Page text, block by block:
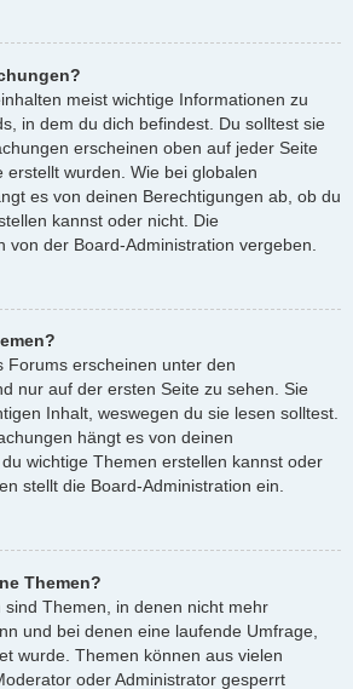
meist wichtige Informationen zu
in dem du dich befindest. Du solltest sie
erscheinen oben auf jeder Seite
erstellt wurden. Wie bei globalen
es von deinen Berechtigungen ab, ob du
kannst oder nicht. Die
von der Board-Administration vergeben.
Forums erscheinen unter den
nur auf der ersten Seite zu sehen. Sie
Inhalt, weswegen du sie lesen solltest.
hängt es von deinen
wichtige Themen erstellen kannst oder
stellt die Board-Administration ein.
Themen?
Themen, in denen nicht mehr
und bei denen eine laufende Umfrage,
wurde. Themen können aus vielen
oder Administrator gesperrt